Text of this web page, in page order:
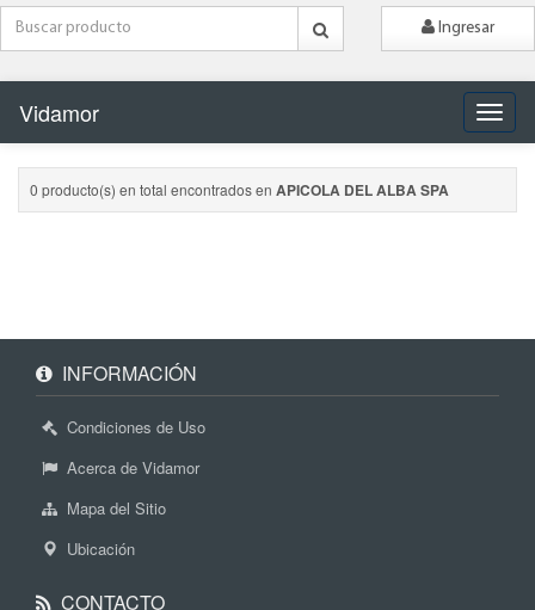
Ingresar
Vidamor
0 producto(s) en total encontrados en APICOLA DEL ALBA SPA
INFORMACIÓN
Condiciones de Uso
Acerca de Vidamor
Mapa del Sitio
Ubicación
CONTACTO